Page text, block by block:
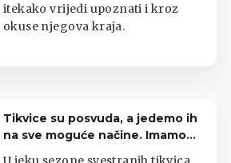
itekako vrijedi upoznati i kroz
okuse njegova kraja.
Tikvice su posvuda, a jedemo ih
na sve moguće načine. Imamo
top listu